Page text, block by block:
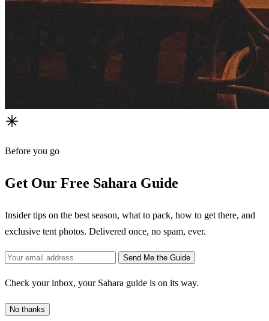
Before you go
Get Our Free Sahara Guide
Insider tips on the best season, what to pack, how to get there, and
exclusive tent photos. Delivered once, no spam, ever.
Send Me the Guide
Check your inbox, your Sahara guide is on its way.
No thanks